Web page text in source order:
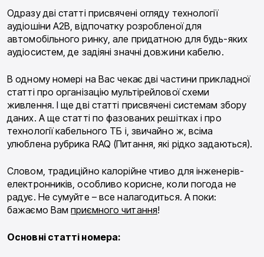
Одразу дві статті присвячені огляду технології
аудіошіни A2B, відпочатку розробленої для
автомобільного ринку, але придатною для будь-яких
аудіосистем, де задіяні значні довжини кабелю.
В одному номері на Вас чекає дві частини прикладної
статті про організацію мультірейлової схеми
живлення. І ще дві статті присвячені системам збору
даних. А ще статті по фазованих решітках і про
технології кабельного ТБ і, звичайно ж, всіма
улюблена рубрика RAQ (Питання, які рідко задаються).
Словом, традиційно калорійне чтиво для інженерів-
електронників, особливо корисне, коли погода не
радує. Не сумуйте – все налагодиться. А поки:
бажаємо Вамприємного читання!
Основні статті номера: